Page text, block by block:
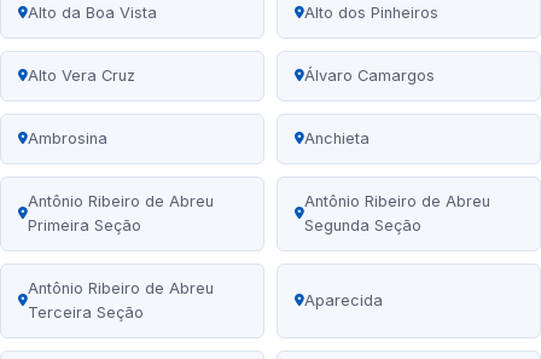
Alto da Boa Vista Alto dos Pinheiros
Alto Vera Cruz Álvaro Camargos
Ambrosina Anchieta
Antônio Ribeiro de Abreu
Primeira Seção
Antônio Ribeiro de Abreu
Segunda Seção
Antônio Ribeiro de Abreu
Terceira Seção
Aparecida